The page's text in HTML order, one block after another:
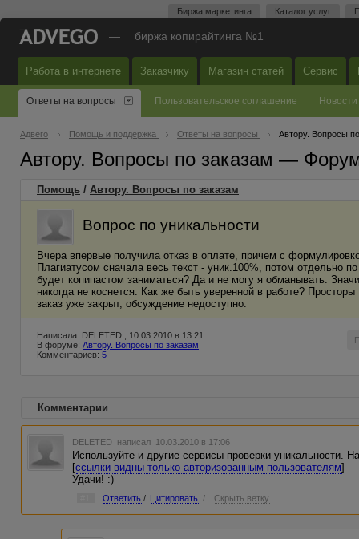
Биржа маркетинга Каталог услуг
— биржа копирайтинга №1
Работа в интернете Заказчику Магазин статей Сервис
Ответы на вопросы Пользовательское соглашение Новости
Адвего Помощь и поддержка Ответы на вопросы Автору. Вопросы
Автору. Вопросы по заказам —
Помощь / Автору. Вопросы по заказам
Вопрос по уникальности
Вчера впервые получила отказ в оплате, причем с
Плагиатусом сначала весь текст - уник.100%, потом отдельно
будет копипастом заниматься? Да и не могу я обманывать.
никогда не коснется. Как же быть уверенной в работе?
заказ уже закрыт, обсуждение недоступно.
Написала: DELETED , 10.03.2010 в 13:21
В форуме: Автору. Вопросы по заказам
Комментариев: 5
Комментарии
DELETED написал 10.03.2010 в 17:06
Используйте и другие сервисы проверки уникальности.
[ссылки видны только авторизованным пользователям]
Удачи! :)
Ответить / Цитировать / Скрыть ветку